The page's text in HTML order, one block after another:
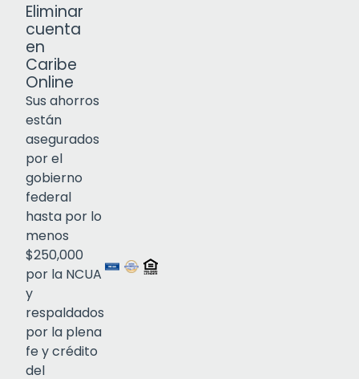
Eliminar
cuenta
en
Caribe
Online
Sus ahorros
están
asegurados
por el
gobierno
federal
hasta por lo
menos
$250,000
por la NCUA
y
respaldados
por la plena
fe y crédito
del